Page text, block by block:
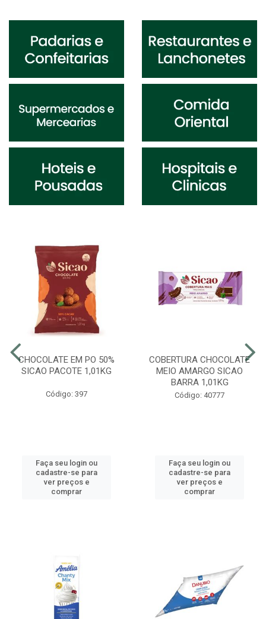
CHOCOLATE EM PO 50%
SICAO PACOTE 1,01KG
Código: 397
Faça seu login ou
cadastre-se para
ver preços e
comprar
COBERTURA CHOCOLATE
MEIO AMARGO SICAO
BARRA 1,01KG
Código: 40777
Faça seu login ou
cadastre-se para
ver preços e
comprar